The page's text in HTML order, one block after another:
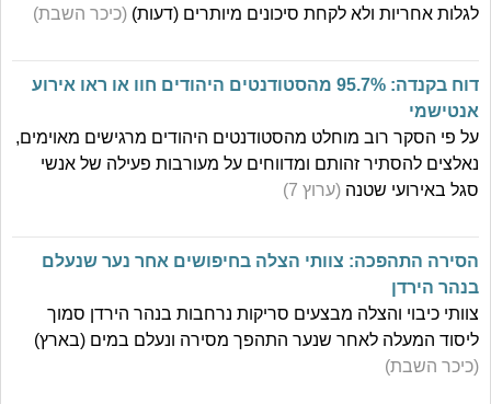
לגלות אחריות ולא לקחת סיכונים מיותרים (דעות) (כיכר השבת)
דוח בקנדה: 95.7% מהסטודנטים היהודים חוו או ראו אירוע
אנטישמי
על פי הסקר רוב מוחלט מהסטודנטים היהודים מרגישים מאוימים,
נאלצים להסתיר זהותם ומדווחים על מעורבות פעילה של אנשי
סגל באירועי שטנה (ערוץ 7)
הסירה התהפכה: צוותי הצלה בחיפושים אחר נער שנעלם
בנהר הירדן
צוותי כיבוי והצלה מבצעים סריקות נרחבות בנהר הירדן סמוך
ליסוד המעלה לאחר שנער התהפך מסירה ונעלם במים (בארץ)
(כיכר השבת)